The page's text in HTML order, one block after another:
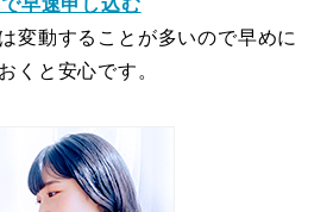
早速申し込む
変動することが多いので早めに
くと安心です。